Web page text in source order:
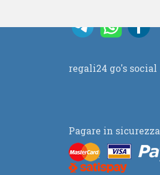
regali24 go's social
Pagare in sicurezza